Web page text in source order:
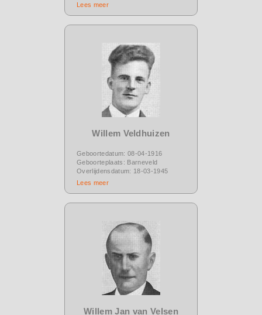
Lees meer
Willem Veldhuizen
Geboortedatum: 08-04-1916
Geboorteplaats: Barneveld
Overlijdensdatum: 18-03-1945
Lees meer
Willem Jan van Velsen